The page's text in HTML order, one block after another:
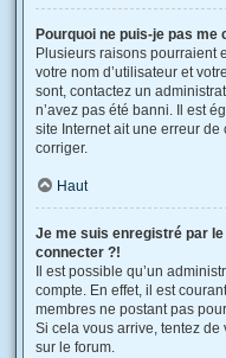
Pourquoi ne puis-je pas me
Plusieurs raisons pourraient
votre nom d’utilisateur et
sont, contactez un
n’avez pas été banni. Il est
site Internet ait une erreur de
corriger.
Haut
Je me suis enregistré par
connecter ?!
Il est possible qu’un
compte. En effet, il est
membres ne postant pas
Si cela vous arrive, tentez
sur le forum.